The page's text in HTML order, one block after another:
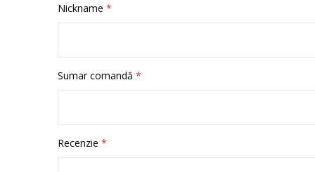
star
stars
stars
stars
stars
Nickname
Sumar comandă
Recenzie